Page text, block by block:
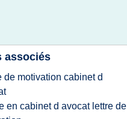
associés
de motivation cabinet d
en cabinet d avocat lettre de